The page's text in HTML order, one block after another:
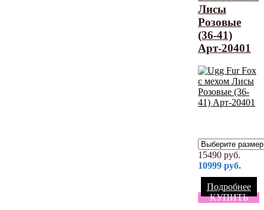
Лисы
Розовые
(36-41)
Арт-20401
15490 руб.
10999 руб.
Подробнее
КУПИТЬ